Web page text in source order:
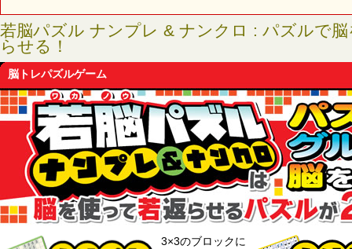
若脳パズル ナンプレ & ナンクロ : パズルで
らせる！
脳トレパズルゲーム
3×3のブロックに